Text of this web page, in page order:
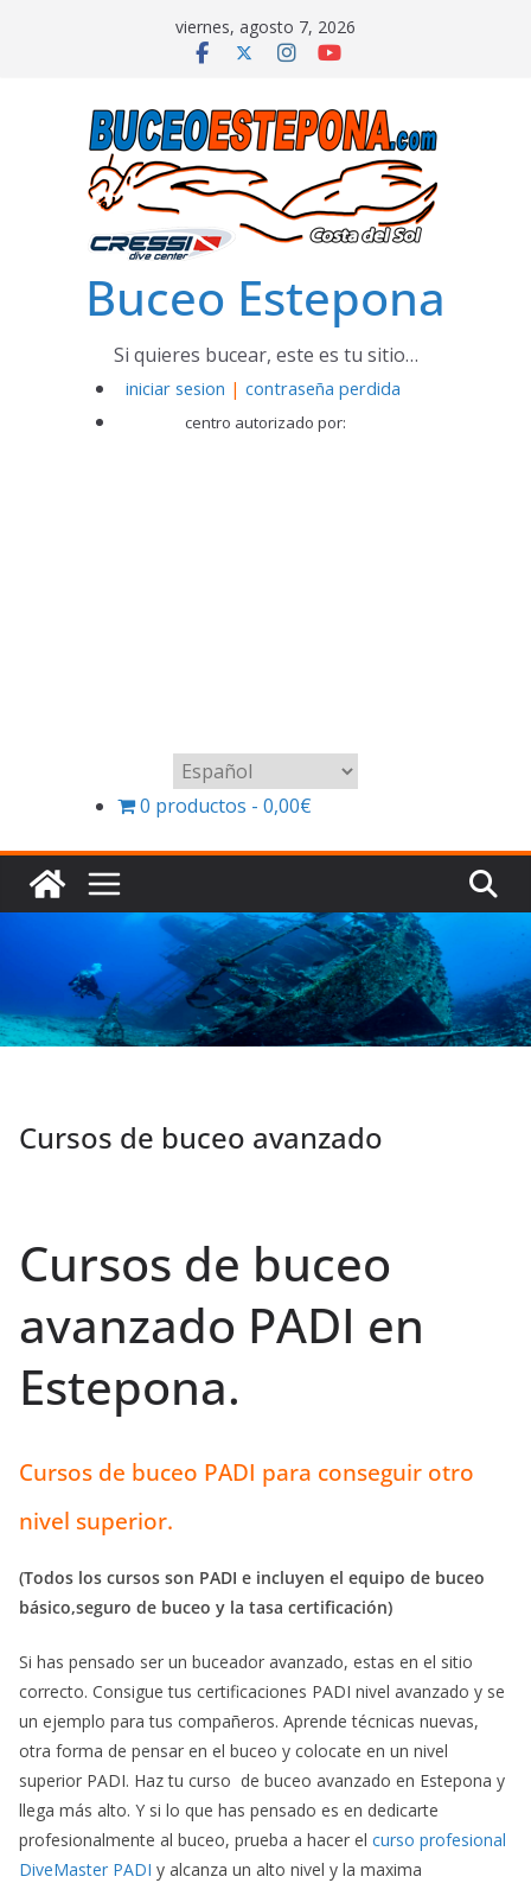
viernes, agosto 7, 2026
Buceo Estepona
Si quieres bucear, este es tu sitio…
iniciar sesion | contraseña perdida
centro autorizado por:
Elegir
un
0 productos 0,00€
Cursos de buceo avanzado
Cursos de buceo
avanzado PADI en
Estepona.
Cursos de buceo PADI para conseguir otro
nivel superior.
(Todos los cursos son PADI e incluyen el equipo de buceo
básico,seguro de buceo y la tasa certificación)
Si has pensado ser un buceador avanzado, estas en el sitio
correcto. Consigue tus certificaciones PADI nivel avanzado y se
un ejemplo para tus compañeros. Aprende técnicas nuevas,
otra forma de pensar en el buceo y colocate en un nivel
superior PADI. Haz tu curso de buceo avanzado en Estepona y
llega más alto. Y si lo que has pensado es en dedicarte
profesionalmente al buceo, prueba a hacer el curso profesional
DiveMaster PADI y alcanza un alto nivel y la maxima